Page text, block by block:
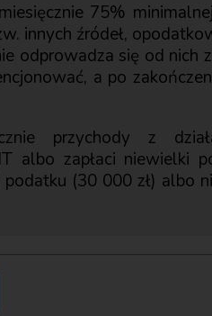
75%
innych źródeł,
odprowadza się od nich
a po
przychody z
albo zapłaci niewielki
(30 000 zł) albo